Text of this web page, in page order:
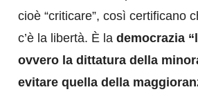
cioè “criticare”, così certificano
c’è la libertà. È la democrazia
ovvero la dittatura della
evitare quella della